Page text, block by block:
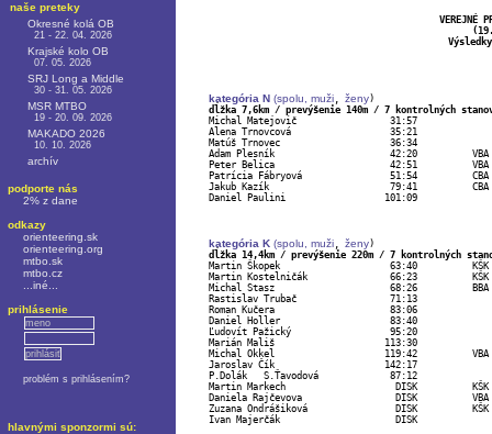
naše preteky
Okresné kolá OB
21 - 22. 04. 2026
Krajské kolo OB
07. 05. 2026
SRJ Long a Middle
30 - 31. 05. 2026
MSR MTBO
19 - 20. 09. 2026
MAKADO 2026
10. 10. 2026
archív
podporte nás
2% z dane
odkazy
orienteering.sk
orienteering.org
mtbo.sk
mtbo.cz
...iné...
prihlásenie
problém s prihlásením?
hlavnými sponzormi sú:
VEREJNÉ
kategória N (spolu, muži , ženy
dĺžka 7,6km / prevýšenie 140m / 7 kontrolných
Alena Trnovcová			 35:21
Matúš Trnovec			 36:34
Adam Plesník			 42:20		VBA
Peter Belica			 42:51		VBA
Patrícia Fábryová		 51:54		CBA
Jakub Kazík			 79:41		CBA
Daniel Paulini			101:09
kategória K (spolu, muži , ženy
dĺžka 14,4km / prevýšenie 220m / 7 kontrolných
Martin Kostelničák		 66:23		KŠK
Michal Stasz			 68:26		BBA
Rastislav Trubač		 71:13
Roman Kučera			 83:06
Daniel Holler			 83:40
Ľudovít Pažický			 95:20
Marián Mališ			113:30
Michal Okkel			119:42		VBA
Jaroslav Čík			142:17
P.Dolák   S.Ťavodová		 87:12			mimo súťaž
Martin Markech			  DISK		KŠK
Daniela Rajčevova		  DISK		VBA
Zuzana Ondrášiková		  DISK		KŠK
Ivan Majerčák			  DISK